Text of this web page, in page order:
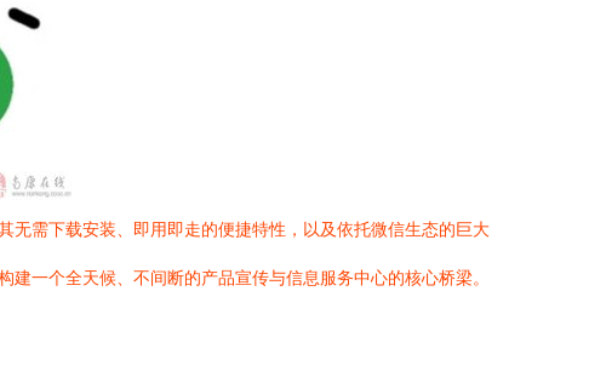
无需下载安装、即用即走的便捷特性，以及依托微信生态的巨大
一个全天候、不间断的产品宣传与信息服务中心的核心桥梁。